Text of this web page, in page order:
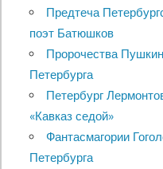
Предтеча
поэт Батюшков
Пророчества
Петербурга
Петербург
«Кавказ седой»
Фантасмагории
Петербурга